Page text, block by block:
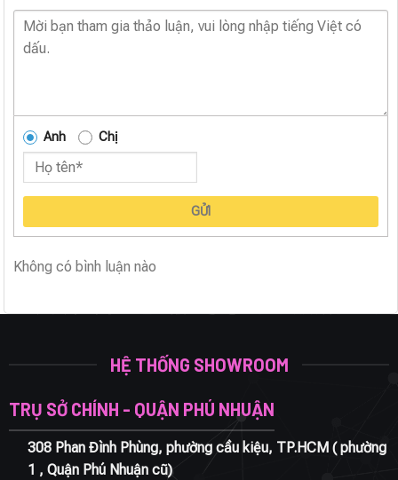
Anh Chị
GỬI
Không có bình luận nào
HỆ THỐNG SHOWROOM
TRỤ SỞ CHÍNH - QUẬN PHÚ NHUẬN
308 Phan Đình Phùng, phường cầu kiệu, TP.HCM ( phường
1 , Quận Phú Nhuận cũ)